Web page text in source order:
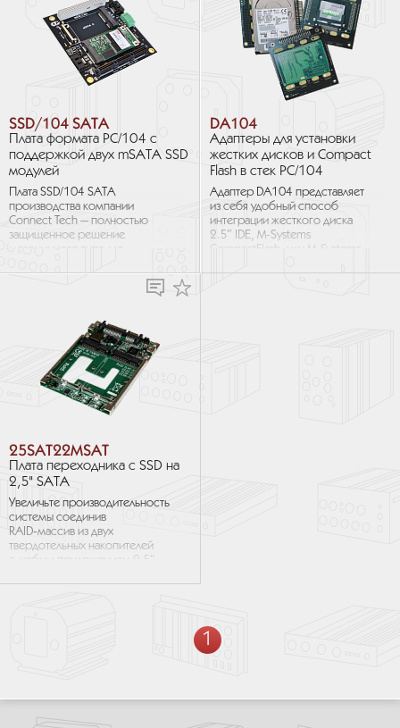
SSD/104 SATA
Плата формата PC/104 с
поддержкой двух mSATA SSD
модулей
Плата SSD/104 SATA
производства компании
Connect Tech — полностью
защищенное решение
на твердотельных накопителях,
позволяющая подключить...
DA104
Адаптеры для установки
жестких дисков и Compact
Flash в стек PC/104
Адаптер DA104 представляет
из себя удобный способ
интеграции жесткого диска
2.5″ IDE, M-Systems
CompactFlash, или M-Systems
25SAT22MSAT
Плата переходника с SSD на
2,5" SATA
Увеличьте производительность
системы соединив
RAID‑массив из двух
твердотельных накопителей
с любым приложением 2.5″
1